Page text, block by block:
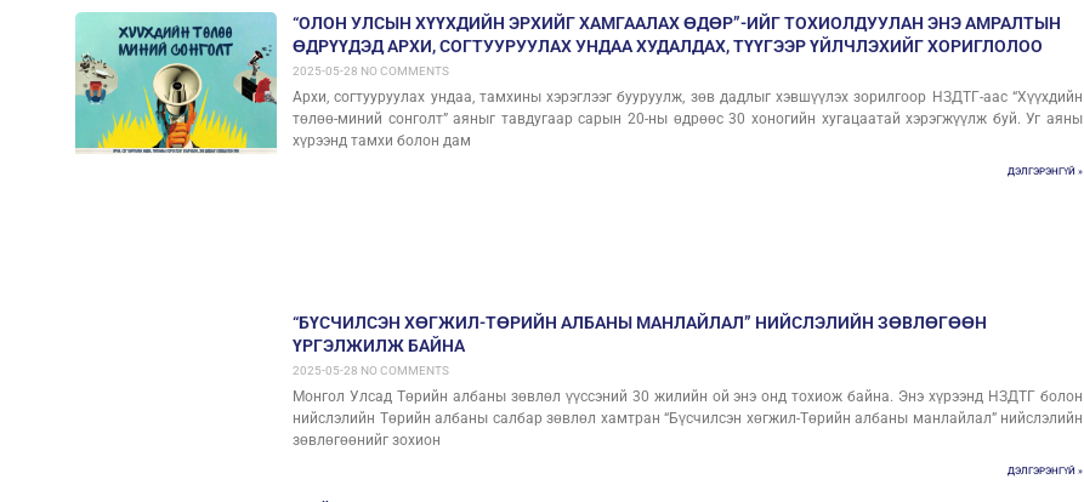
“ОЛОН УЛСЫН ХҮҮХДИЙН ЭРХИЙГ ХАМГААЛАХ ӨДӨР”-ИЙГ ТОХИОЛДУУЛАН ЭНЭ АМРАЛТЫН
ӨДРҮҮДЭД АРХИ, СОГТУУРУУЛАХ УНДАА ХУДАЛДАХ, ТҮҮГЭЭР ҮЙЛЧЛЭХИЙГ ХОРИГЛОЛОО
2025-05-28 NO COMMENTS
Архи, согтууруулах ундаа, тамхины хэрэглээг бууруулж, зөв дадлыг хэвшүүлэх зорилгоор НЗДТГ-аас “Хүүхдийн
төлөө-миний сонголт” аяныг тавдугаар сарын 20-ны өдрөөс 30 хоногийн хугацаатай хэрэгжүүлж буй. Уг аяны
хүрээнд тамхи болон дам
ДЭЛГЭРЭНГҮЙ »
“БҮСЧИЛСЭН ХӨГЖИЛ-ТӨРИЙН АЛБАНЫ МАНЛАЙЛАЛ” НИЙСЛЭЛИЙН ЗӨВЛӨГӨӨН
ҮРГЭЛЖИЛЖ БАЙНА
2025-05-28 NO COMMENTS
Монгол Улсад Төрийн албаны зөвлөл үүссэний 30 жилийн ой энэ онд тохиож байна. Энэ хүрээнд НЗДТГ болон
нийслэлийн Төрийн албаны салбар зөвлөл хамтран “Бүсчилсэн хөгжил-Төрийн албаны манлайлал” нийслэлийн
зөвлөгөөнийг зохион
ДЭЛГЭРЭНГҮЙ »